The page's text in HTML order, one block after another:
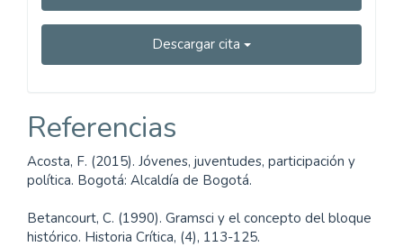
Descargar cita
Referencias
Acosta, F. (2015). Jóvenes, juventudes, participación y
política. Bogotá: Alcaldía de Bogotá.
Betancourt, C. (1990). Gramsci y el concepto del bloque
histórico. Historia Crítica, (4), 113-125.